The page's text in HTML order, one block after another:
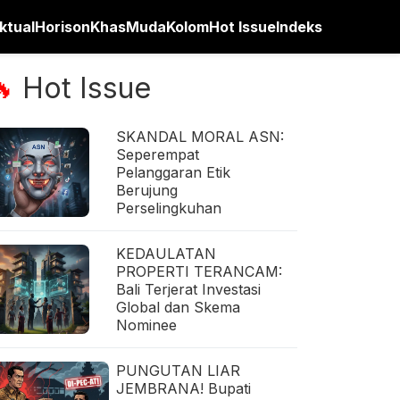
HorisonKhasMudaKolomHot IssueIndeks
Hot Issue
SKANDAL MORAL ASN:
Seperempat
Pelanggaran Etik
Berujung
Perselingkuhan
KEDAULATAN
PROPERTI TERANCAM:
Bali Terjerat Investasi
Global dan Skema
Nominee
PUNGUTAN LIAR
JEMBRANA! Bupati